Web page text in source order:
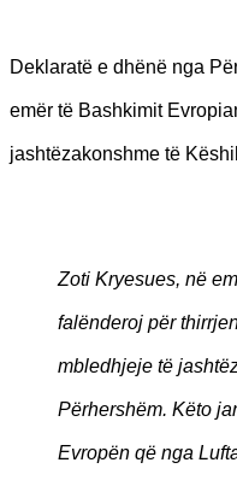
Deklaratë e dhënë nga
emër të Bashkimit
jashtëzakonshme të
Zoti Kryesues, në
falënderoj për
mbledhjeje të
Përhershëm. Këto
Evropën që nga